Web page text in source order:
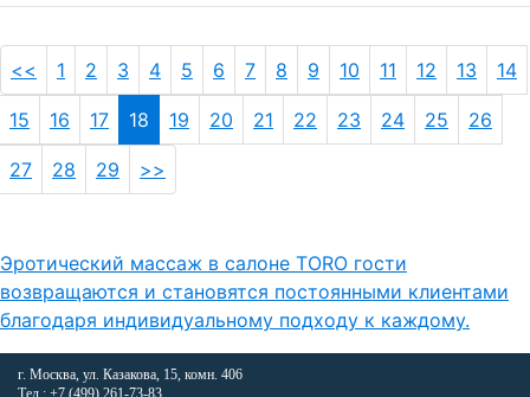
<< 1 2 3 4 5 6 7 8 9 10 11 12 13 14
15 16 17 18 19 20 21 22 23 24 25 26
27 28 29 >>
Эротический массаж в салоне TORO гости
возвращаются и становятся постоянными клиентами
благодаря индивидуальному подходу к каждому.
г. Москва, ул. Казакова, 15, комн. 406
Тел.: +7 (499) 261-73-83